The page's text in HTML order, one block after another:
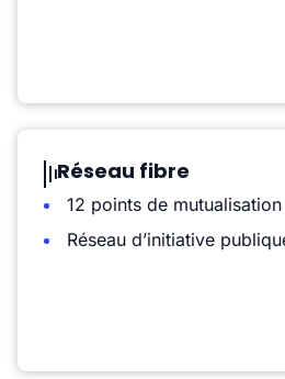
Réseau fibre
12 points de
Réseau d’initiative